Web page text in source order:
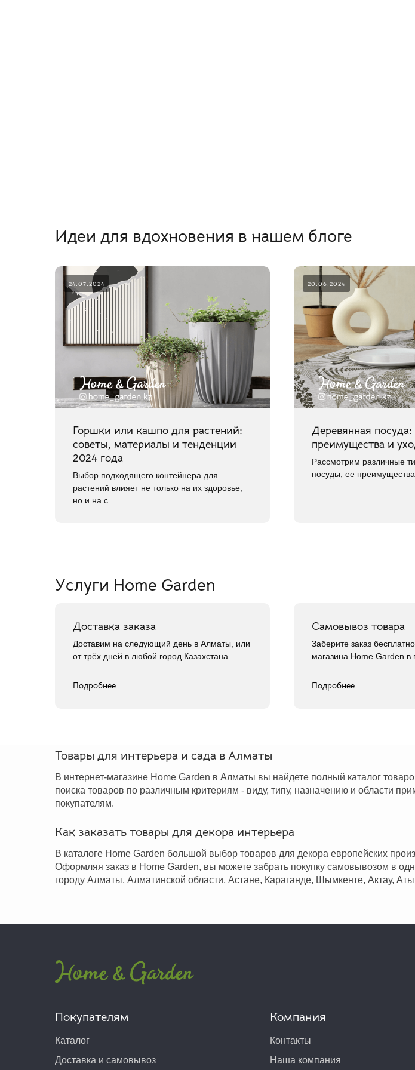
Идеи для вдохновения в нашем блоге
24.07.2024
Горшки или кашпо для растений:
советы, материалы и тенденции
2024 года
Выбор подходящего контейнера для
растений влияет не только на их здоровье,
но и на с ...
20.06.2024
Деревянная
преимущества и
Рассмотрим различные
посуды, ее
Услуги Home Garden
Доставка заказа
Доставим на следующий день в Алматы, или
от трёх дней в любой город Казахстана
Подробнее
Самовывоз товара
Заберите заказ
магазина Home Garden
Подробнее
Товары для интерьера и сада в Алматы
В интернет-магазине Home Garden в Алматы вы найдете полный каталог
поиска товаров по различным критериям - виду, типу, назначению и области
покупателям.
Как заказать товары для декора интерьера
В каталоге Home Garden большой выбор товаров для декора европейских
Оформляя заказ в Home Garden, вы можете забрать покупку самовывозом в
городу Алматы, Алматинской области, Астане, Караганде, Шымкенте, Актау,
Покупателям Компания
Каталог
Доставка и самовывоз
Контакты
Наша компания